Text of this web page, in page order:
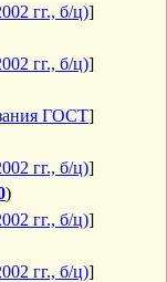
гг., б/ц)]
гг., б/ц)]
ГОСТ]
гг., б/ц)]
)
гг., б/ц)]
гг., б/ц)]